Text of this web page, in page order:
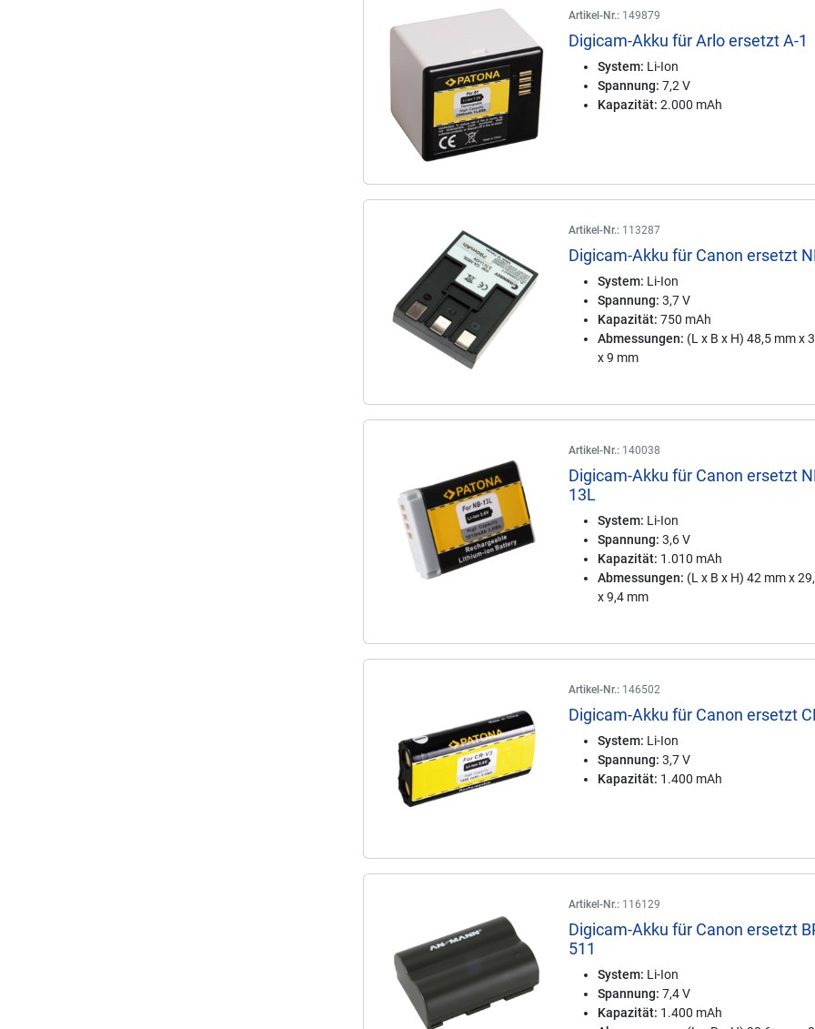
Artikel-Nr.: 149879
Digicam-Akku für Arlo ersetzt A-1
System: Li-Ion
Spannung: 7,2 V
Kapazität: 2.000 mAh
Artikel-Nr.: 113287
Digicam-Akku für Canon ersetzt
System: Li-Ion
Spannung: 3,7 V
Kapazität: 750 mAh
Abmessungen: (L x B x H) 48,5 mm x
x 9 mm
Artikel-Nr.: 140038
Digicam-Akku für Canon ersetzt
13L
System: Li-Ion
Spannung: 3,6 V
Kapazität: 1.010 mAh
Abmessungen: (L x B x H) 42 mm x
x 9,4 mm
Artikel-Nr.: 146502
Digicam-Akku für Canon ersetzt
System: Li-Ion
Spannung: 3,7 V
Kapazität: 1.400 mAh
Artikel-Nr.: 116129
Digicam-Akku für Canon ersetzt
511
System: Li-Ion
Spannung: 7,4 V
Kapazität: 1.400 mAh